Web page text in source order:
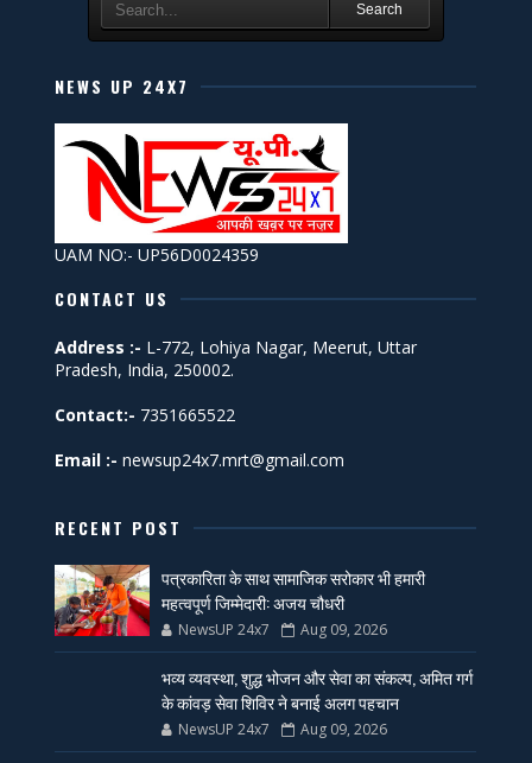
Search
NEWS UP 24X7
UAM NO:- UP56D0024359
CONTACT US
Address :- L-772, Lohiya Nagar, Meerut, Uttar
Pradesh, India, 250002.
Contact:- 7351665522
Email :- newsup24x7.mrt@gmail.com
RECENT POST
पत्रकारिता के साथ सामाजिक सरोकार भी हमारी
महत्वपूर्ण जिम्मेदारी: अजय चौधरी
NewsUP 24x7 Aug 09, 2026
भव्य व्यवस्था, शुद्ध भोजन और सेवा का संकल्प, अमित गर्ग
के कांवड़ सेवा शिविर ने बनाई अलग पहचान
NewsUP 24x7 Aug 09, 2026